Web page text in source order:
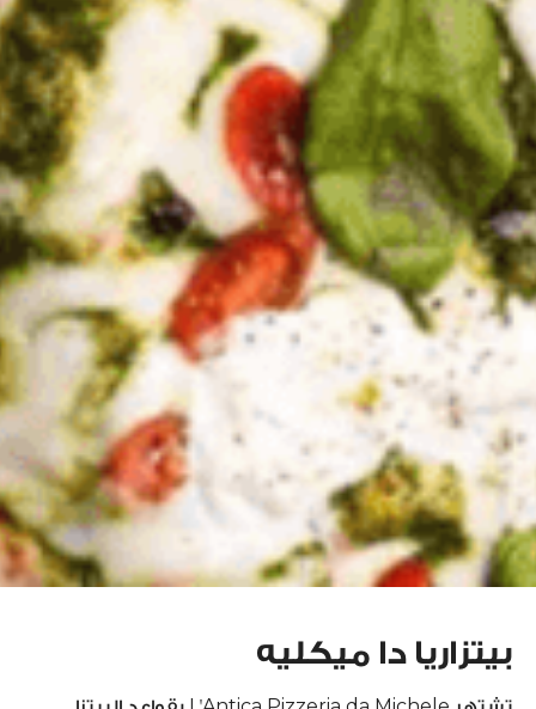
بيتزاريا دا ميكليه